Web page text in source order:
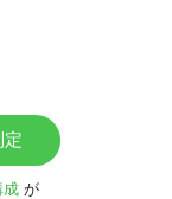
定
成 が